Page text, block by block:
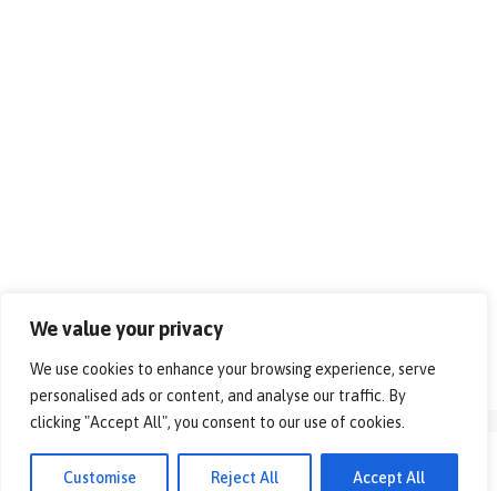
We value your privacy
We use cookies to enhance your browsing experience, serve
personalised ads or content, and analyse our traffic. By
clicking "Accept All", you consent to our use of cookies.
Customise Reject All Accept All
© 2026 - Alles over vrije tijd!. All rights reserved.